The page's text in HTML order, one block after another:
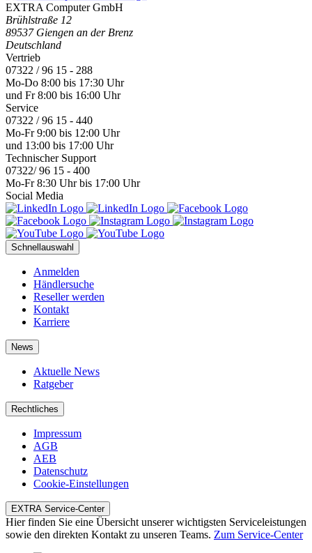
EXTRA Computer GmbH
Brühlstraße 12
89537 Giengen an der Brenz
Deutschland
Vertrieb
07322 / 96 15 - 288
Mo-Do 8:00 bis 17:30 Uhr
und Fr 8:00 bis 16:00 Uhr
Service
07322 / 96 15 - 440
Mo-Fr 9:00 bis 12:00 Uhr
und 13:00 bis 17:00 Uhr
Technischer Support
07322/ 96 15 - 400
Mo-Fr 8:30 Uhr bis 17:00 Uhr
Social Media
Schnellauswahl
Anmelden
Händlersuche
Reseller werden
Kontakt
Karriere
News
Aktuelle News
Ratgeber
Rechtliches
Impressum
AGB
AEB
Datenschutz
Cookie-Einstellungen
EXTRA Service-Center
Hier finden Sie eine Übersicht unserer wichtigsten Serviceleistungen
sowie den direkten Kontakt zu unseren Teams. Zum Service-Center